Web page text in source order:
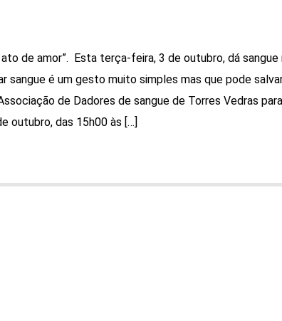
ato de amor”. Esta terça-feira, 3 de outubro, dá sangue
sangue é um gesto muito simples mas que pode
de Dadores de sangue de Torres Vedras
outubro, das 15h00 às […]